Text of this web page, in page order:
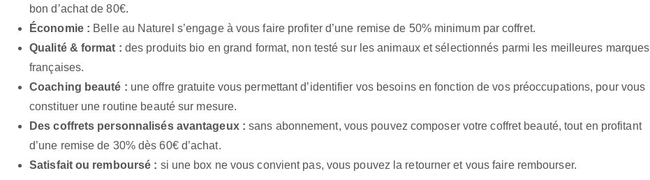
bon d’achat de 80€.
Économie : Belle au Naturel s’engage à vous faire profiter d’une remise de 50% minimum par coffret.
Qualité & format : des produits bio en grand format, non testé sur les animaux et sélectionnés parmi les meilleures marques
françaises.
Coaching beauté : une offre gratuite vous permettant d’identifier vos besoins en fonction de vos préoccupations, pour vous
constituer une routine beauté sur mesure.
Des coffrets personnalisés avantageux : sans abonnement, vous pouvez composer votre coffret beauté, tout en profitant
d’une remise de 30% dès 60€ d’achat.
Satisfait ou remboursé : si une box ne vous convient pas, vous pouvez la retourner et vous faire rembourser.